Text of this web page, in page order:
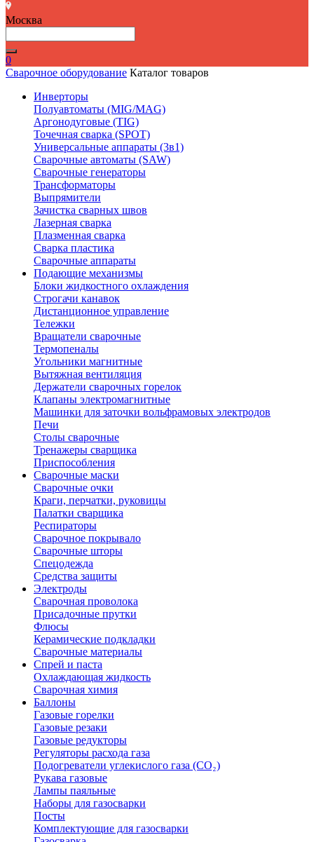
Москва
0
Сварочное оборудование Каталог товаров
Инверторы
Полуавтоматы (MIG/MAG)
Аргонодуговые (TIG)
Точечная сварка (SPOT)
Универсальные аппараты (3в1)
Сварочные автоматы (SAW)
Сварочные генераторы
Трансформаторы
Выпрямители
Зачистка сварных швов
Лазерная сварка
Плазменная сварка
Сварка пластика
Сварочные аппараты
Подающие механизмы
Блоки жидкостного охлаждения
Строгачи канавок
Дистанционное управление
Тележки
Вращатели сварочные
Термопеналы
Угольники магнитные
Вытяжная вентиляция
Держатели сварочных горелок
Клапаны электромагнитные
Машинки для заточки вольфрамовых электродов
Печи
Столы сварочные
Тренажеры сварщика
Приспособления
Сварочные маски
Сварочные очки
Краги, перчатки, руковицы
Палатки сварщика
Респираторы
Сварочное покрывало
Сварочные шторы
Спецодежда
Средства защиты
Электроды
Сварочная проволока
Присадочные прутки
Флюсы
Керамические подкладки
Сварочные материалы
Спрей и паста
Охлаждающая жидкость
Сварочная химия
Баллоны
Газовые горелки
Газовые резаки
Газовые редукторы
Регуляторы расхода газа
Подогреватели углекислого газа (CO₂)
Рукава газовые
Лампы паяльные
Наборы для газосварки
Посты
Комплектующие для газосварки